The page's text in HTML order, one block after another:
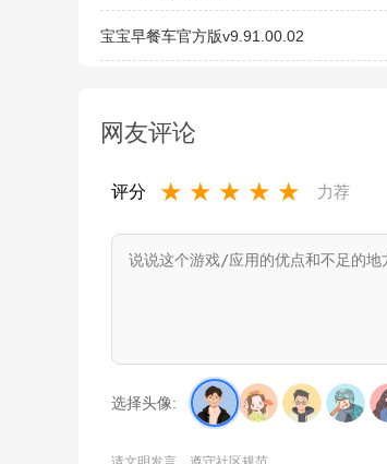
宝宝早餐车官方版v9.91.00.02
网友评论
评分 ★ ★ ★ ★ ★ 力荐
选择头像: